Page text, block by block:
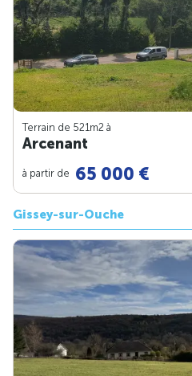
Terrain de 521m2 à
Arcenant
à partir de 65 000 €
Gissey-sur-Ouche